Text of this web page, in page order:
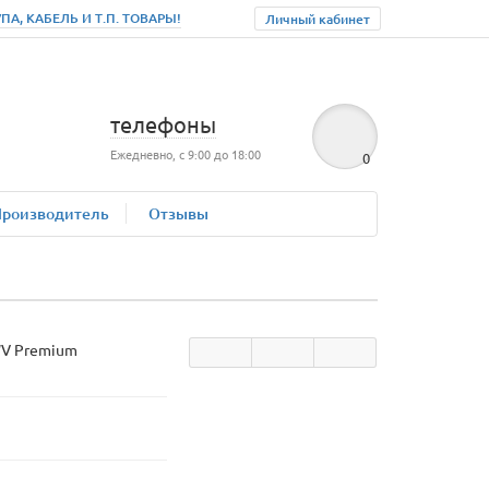
Личный кабинет
КАБЕЛЬ И Т.П. ТОВАРЫ!
телефоны
Ежедневно, с 9:00 до 18:00 0
Отзывы
Premium